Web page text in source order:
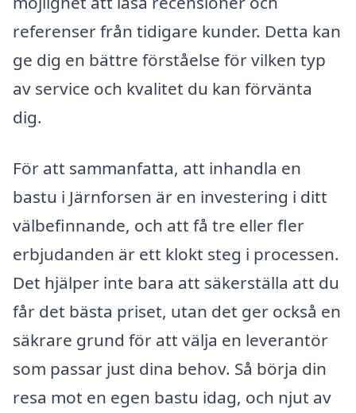
referenser från tidigare kunder. Detta kan
ge dig en bättre förståelse för vilken typ
av service och kvalitet du kan förvänta
dig.
För att sammanfatta, att inhandla en
bastu i Järnforsen är en investering i ditt
välbefinnande, och att få tre eller fler
erbjudanden är ett klokt steg i processen.
Det hjälper inte bara att säkerställa att du
får det bästa priset, utan det ger också en
säkrare grund för att välja en leverantör
som passar just dina behov. Så börja din
resa mot en egen bastu idag, och njut av